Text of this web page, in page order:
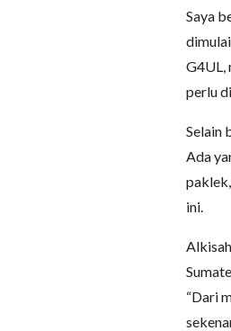
Saya
G4UL,
perlu
Selain
Ada
ini.
“Dari